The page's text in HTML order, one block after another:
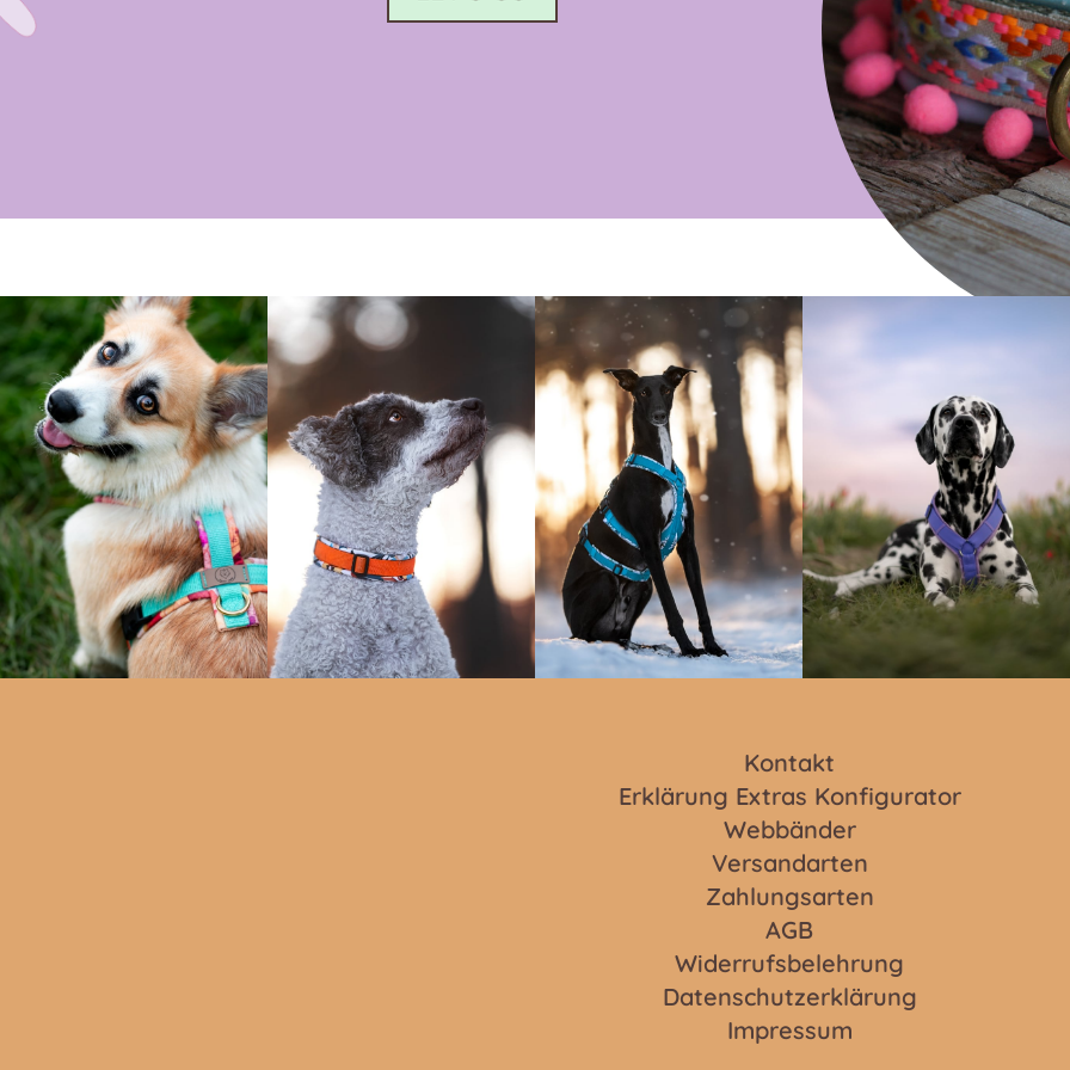
Kontakt
Erklärung Extras Konfigurator
Webbänder
Versandarten
Zahlungsarten
AGB
Widerrufsbelehrung
Datenschutzerklärung
Impressum